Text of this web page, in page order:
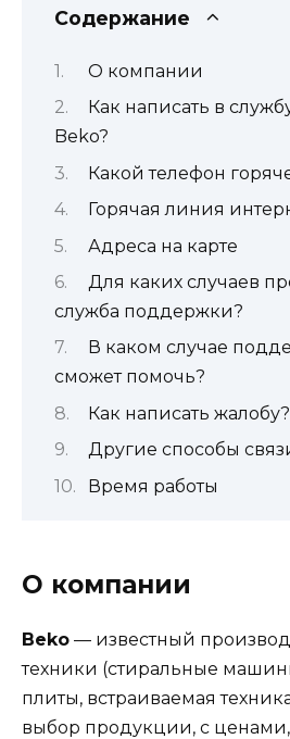
Содержание
О компании
Как написать в
Beko?
Какой телефон
Горячая линия
Адреса на карте
Для каких случаев
служба поддержки?
В каком случае
сможет помочь?
Как написать жалобу?
Другие способы
Время работы
О компании
Beko — известный
техники (стиральные
плиты, встраиваемая
выбор продукции, с ценами,